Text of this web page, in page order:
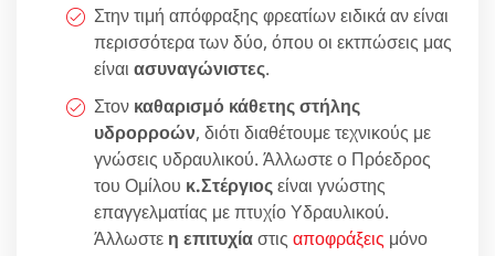
Στην τιμή απόφραξης φρεατίων ειδικά αν είναι
περισσότερα των δύο, όπου οι εκτπώσεις μας
είναι ασυναγώνιστες.
Στον καθαρισμό κάθετης στήλης
υδρορροών, διότι διαθέτουμε τεχνικούς με
γνώσεις υδραυλικού. Άλλωστε ο Πρόεδρος
του Ομίλου κ.Στέργιοςείναι γνώστης
επαγγελματίας με πτυχίο Υδραυλικού.
Άλλωστε η επιτυχίαστις αποφράξεις μόνο